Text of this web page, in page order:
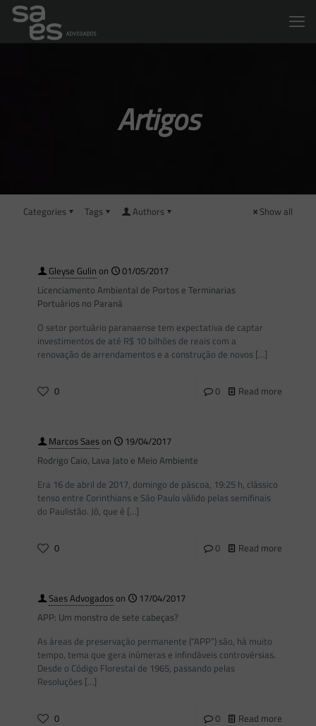
Artigos
Categories Tags Authors Show all
Gleyse Gulin on
01/05/2017
Licenciamento Ambiental de Portos e Terminarias
Portuários no Paraná
O setor portuário paranaense tem expectativa de captar
investimentos de até R$ 10 bilhões de reais com a
renovação de arrendamentos e a construção de novos […]
0 0 Read more
Marcos Saeson
19/04/2017
Rodrigo Caio, Lava Jato e Meio Ambiente
Era 16 de abril de 2017, domingo de páscoa, 19:25 h, clássico
tenso entre Corinthians e São Paulo válido pelas semifinais
do Paulistão. Jô, que é […]
0 0 Read more
Saes Advogadoson
17/04/2017
APP: Um monstro de sete cabeças?
As áreas de preservação permanente (“APP”) são, há muito
tempo, tema que gera inúmeras e infindáveis controvérsias.
Desde o Código Florestal de 1965, passando pelas
Resoluções […]
0 0 Read more